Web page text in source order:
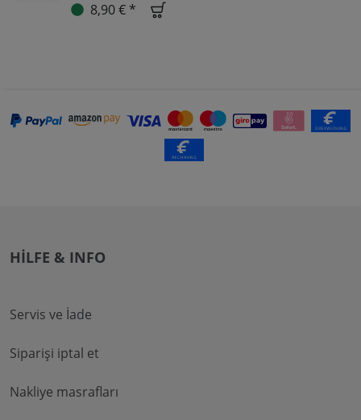
8,90 € *
HILFE & INFO
Servis ve İade
Siparişi iptal et
Nakliye masrafları